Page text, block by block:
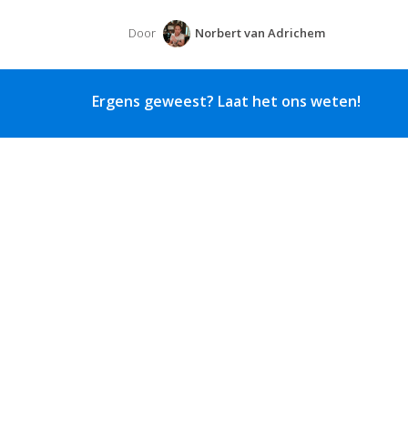
Door Norbert van Adrichem
Ergens geweest? Laat het ons weten!